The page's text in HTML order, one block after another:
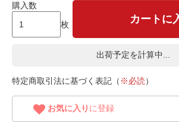
購入数
枚
カートに
出荷予定を計算中...
特定商取引法に基づく表記（ ※必読）
お気に入り に登録